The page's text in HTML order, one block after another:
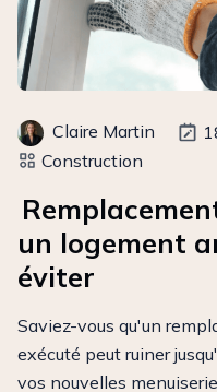
Claire Martin
Construction
un logement
éviter
Saviez-vous qu'un
exécuté peut ruiner
vos nouvelles